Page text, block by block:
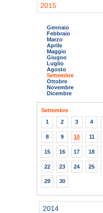
2015
Gennaio
Febbraio
Marzo
Aprile
Maggio
Giugno
Luglio
Agosto
Settembre
Ottobre
Novembre
Dicembre
Settembre
1
2 3 4
8 9 10 11
15 16 17 18
22 23 24 25
29 30
2014